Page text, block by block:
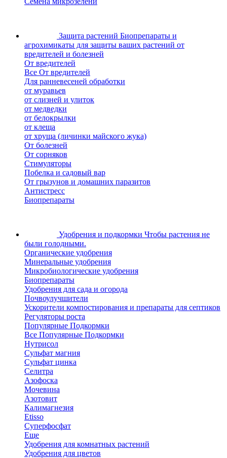
Защита растений Биопрепараты и
агрохимикаты для защиты ваших растений от
вредителей и болезней
От вредителей
Все От вредителей
Для ранневесеней обработки
от муравьев
от слизней и улиток
от медведки
от белокрылки
от клеща
от хруща (личинки майского жука)
От болезней
От сорняков
Стимуляторы
Побелка и садовый вар
От грызунов и домашних паразитов
Антистресс
Биопрепараты
Удобрения и подкормки Чтобы растения не
были голодными.
Органические удобрения
Минеральные удобрения
Микробиологические удобрения
Биопрепараты
Удобрения для сада и огорода
Почвоулучшители
Ускорители компостирования и препараты для септиков
Регуляторы роста
Популярные Подкормки
Все Популярные Подкормки
Нутрисол
Сульфат магния
Сульфат цинка
Селитра
Азофоска
Мочевина
Азотовит
Калимагнезия
Etisso
Суперфосфат
Еще
Удобрения для комнатных растений
Удобрения для цветов